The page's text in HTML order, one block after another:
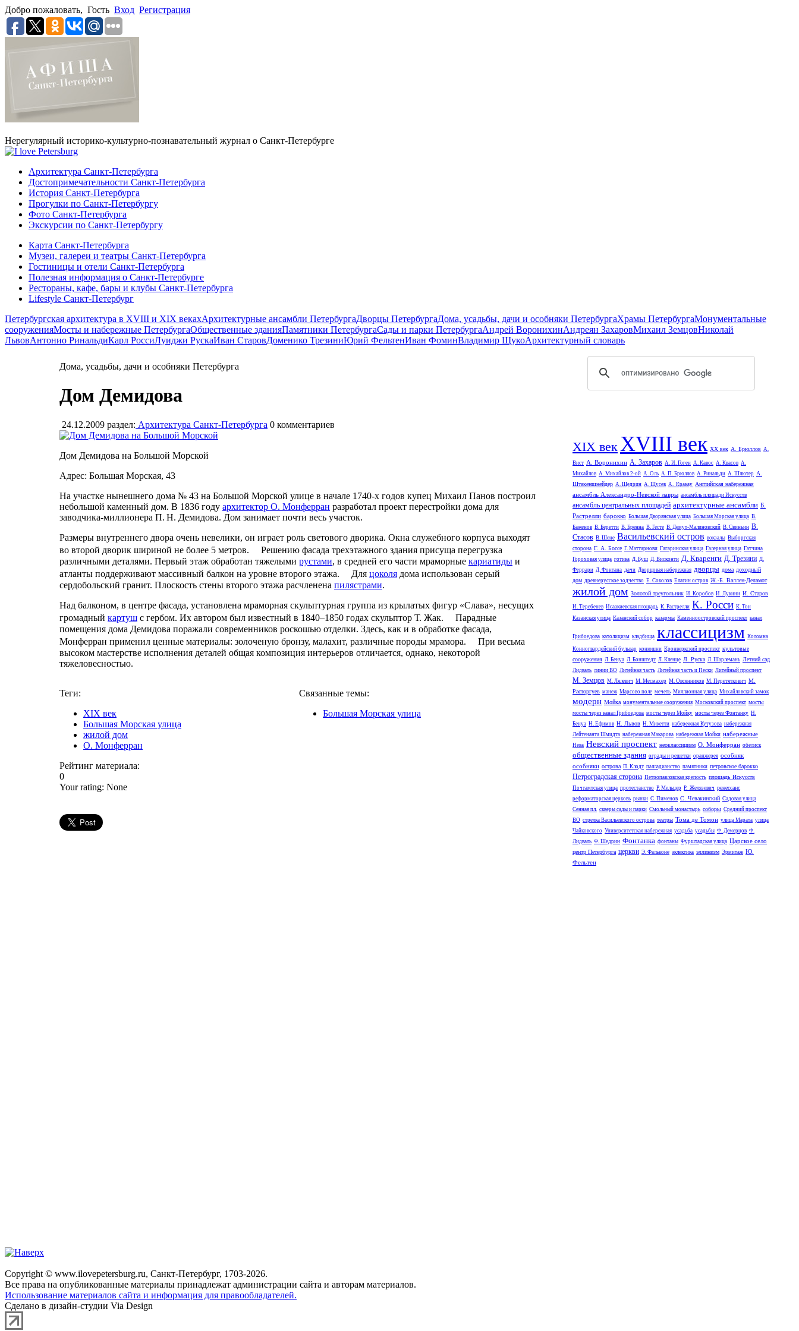
Добро пожаловать, Гость Вход Регистрация
Нерегулярный историко-культурно-познавательный журнал о Санкт-Петербурге
Архитектура Санкт-Петербурга
Достопримечательности Санкт-Петербурга
История Санкт-Петербурга
Прогулки по Санкт-Петербургу
Фото Санкт-Петербурга
Экскурсии по Санкт-Петербургу
Карта Санкт-Петербурга
Музеи, галереи и театры Санкт-Петербурга
Гостиницы и отели Санкт-Петербурга
Полезная информация о Санкт-Петербурге
Рестораны, кафе, бары и клубы Санкт-Петербурга
Lifestyle Санкт-Петербург
Петербургская архитектура в XVIII и XIX векахАрхитектурные ансамбли ПетербургаДворцы ПетербургаДома, усадьбы, дачи и особняки ПетербургаХрамы ПетербургаМонументальные
сооруженияМосты и набережные ПетербургаОбщественные зданияПамятники ПетербургаСады и парки ПетербургаАндрей ВоронихинАндреян ЗахаровМихаил ЗемцовНиколай
ЛьвовАнтонио РинальдиКарл РоссиЛуиджи РускаИван СтаровДоменико ТрезиниЮрий ФельтенИван ФоминВладимир ЩукоАрхитектурный словарь
Дома, усадьбы, дачи и особняки Петербурга
Дом Демидова
24.12.2009 раздел: Архитектура Санкт-Петербурга 0 комментариев
Дом Демидова на Большой Морской
Адрес: Большая Морская, 43
На участке нынешнего дома № 43 на Большой Морской улице в начале 1740-х годов купец Михаил Панов построил
небольшой каменный дом. В 1836 году архитектор О. Монферран разработал проект перестройки дома для
заводчика-миллионера П. Н. Демидова. Дом занимает почти весь участок.
Размеры внутреннего двора очень невелики, он играет роль светового дворика. Окна служебного корпуса выходят
во второй дворик шириной не более 5 метров. Решению фасада трехэтажного здания присуща перегрузка
различными деталями. Первый этаж обработан тяжелыми рустами, в средней его части мраморные кариатиды и
атланты поддерживают массивный балкон на уровне второго этажа. Для цоколя дома использован серый
сердобольский гранит. Плоскость стены второго этажа расчленена пилястрами.
Над балконом, в центре фасада, установлена мраморная скульптурная группа из крылатых фигур «Слава», несущих
громадный картуш с гербом. Их автором был известный в 1840–1850 годах скульптор Т. Жак. Парадные
помещения дома Демидова поражали современников роскошью отделки. Здесь, как и в обработке фасада,
Монферран применил ценные материалы: золоченую бронзу, малахит, различные породы мрамора. При весьма
высоком мастерстве исполнения деталей общая композиция интерьеров отличается, однако, некоторой
тяжеловесностью.
Теги:
XIX век
Большая Морская улица
жилой дом
О. Монферран
Связанные темы:
Большая Морская улица
Рейтинг материала:
0
Your rating: None
XIX векXVIII век XX век А. Брюллов А.
Вист А. Воронихин А. Захаров А. И. Гоген А. Кавос А. Квасов А.
Михайлов А. Михайлов 2-ой А. Оль А. П. Брюллов А. Ринальди А. Шлютер А.
Штакеншнейдер А. Щедрин А. Щусев А. Кракау Английская набережная
ансамбль Александро-Невской лавры ансамбль площади Искусств
ансамбль центральных площадей архитектурные ансамбли Б.
Растрелли барокко Большая Дворянская улица Большая Морская улица В.
Баженов В. Беретти В. Бренна В. Гесте В. Демут-Малиновский В. Свиньин В.
Стасов В. Шене Васильевский остров вокзалы Выборгская
сторона Г. А. Боссе Г. Маттарнови Гагаринская улица Галерная улица Гатчина
Гороховая улица готика Д. Буш Д. Висконти Д. Кваренги Д. Трезини Д.
Феррари Д. Фонтана дачи Дворцовая набережная дворцы дома доходный
дом древнерусское зодчество Е. Соколов Елагин остров Ж.-Б. Валлен-Деламот
жилой дом Золотой треугольник И. Коробов И. Лукини И. Старов
И. Теребенев Исаакиевская площадь К. Растрелли К. Росси К. Тон
Казанская улица Казанский собор казармы Каменноостровский проспект канал
Грибоедова католицизм кладбища классицизм Коломна
Конногвардейский бульвар конюшни Кронверкский проспект культовые
сооружения Л. Бенуа Л. Бонштедт Л. Кленце Л. Руска Л. Шарлемань Летний сад
Лидваль линии ВО Литейная часть Литейная часть и Пески Литейный проспект
М. Земцов М. Лялевич М. Месмахер М. Овсянников М. Перетяткович М.
Расторгуев манеж Марсово поле мечеть Миллионная улица Михайловский замок
модерн Мойка монументальные сооружения Московский проспект мосты
мосты через канал Грибоедова мосты через Мойку мосты через Фонтанку Н.
Бенуа Н. Ефимов Н. Львов Н. Микетти набережная Кутузова набережная
Лейтенанта Шмидта набережная Макарова набережная Мойки набережные
Нева Невский проспект неоклассицизм О. Монферран обелиск
общественные здания ограды и решетки оранжерея особняк
особняки острова П. Клодт палладианство памятники петровское барокко
Петроградская сторона Петропавловская крепость площадь Искусств
Почтамтская улица протестанство Р. Мельцер Р. Желязевич ренессанс
реформаторская церковь рынки С. Пименов С. Чевакинский Садовая улица
Сенная пл. скверы сады и парки Смольный монастырь соборы Средний проспект
ВО стрелка Васильевского острова театры Тома де Томон улица Марата улица
Чайковского Университетская набережная усадьба усадьбы Ф. Демерцов Ф.
Лидваль Ф. Шедрин Фонтанка фонтаны Фурштадская улица Царское село
центр Петербурга церкви Э. Фальконе эклектика эллинизм Эрмитаж Ю.
Фельтен
Copyright © www.ilovepetersburg.ru, Санкт-Петербург, 1703-2026.
Все права на опубликованные материалы принадлежат администрации сайта и авторам материалов.
Использование материалов сайта и информация для правообладателей.
Сделано в дизайн-студии Via Design